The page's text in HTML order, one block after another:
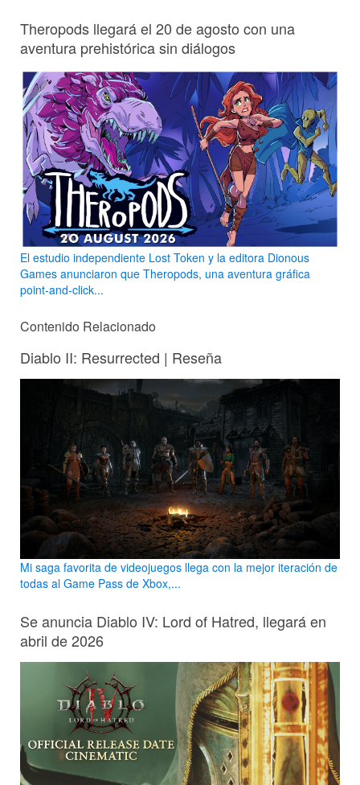
Theropods llegará el 20 de agosto con una
aventura prehistórica sin diálogos
El estudio independiente Lost Token y la editora Dionous
Games anunciaron que Theropods, una aventura gráfica
point-and-click...
Contenido Relacionado
Diablo II: Resurrected | Reseña
Mi saga favorita de videojuegos llega con la mejor iteración de
todas al Game Pass de Xbox,...
Se anuncia Diablo IV: Lord of Hatred, llegará en
abril de 2026